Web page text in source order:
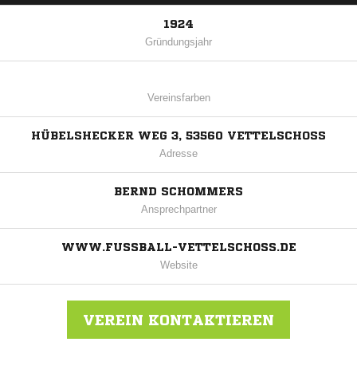
1924
Gründungsjahr
Vereinsfarben
HÜBELSHECKER WEG 3, 53560 VETTELSCHOSS
Adresse
BERND SCHOMMERS
Ansprechpartner
WWW.FUSSBALL-VETTELSCHOSS.DE
Website
VEREIN KONTAKTIEREN